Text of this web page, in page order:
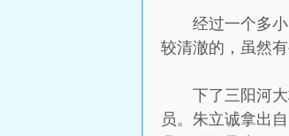
经过一个多
较清澈的，虽然
下了三阳河
员。朱立诚拿出